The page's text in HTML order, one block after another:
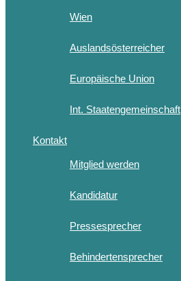
Wien
Auslandsösterreicher
Europäische Union
Int. Staatengemeinschaft
Kontakt
Mitglied werden
Kandidatur
Pressesprecher
Behindertensprecher